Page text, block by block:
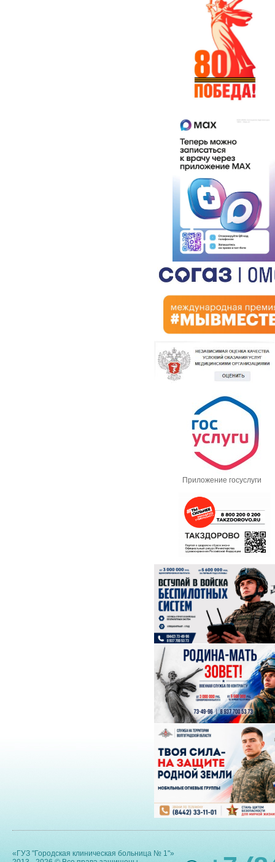
Приложение госуслуги
«ГУЗ "Городская клиническая больница № 1"»